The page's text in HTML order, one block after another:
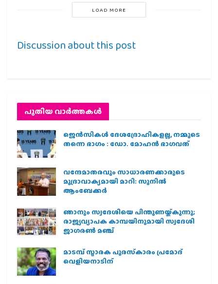
LOAD MORE
Discussion about this post
പുതിയ വാര്‍ത്തകള്‍
ജെന്‍സികള്‍ ദേശദ്രോഹികളല്ല, നമ്മുടെ
തന്നെ ഭാഗം : ഡോ. മോഹന്‍ ഭാഗവത്
വന്ദേമാതരവും സാധാരണക്കാരുടെ
മുദ്രാവാക്യമായി മാറി: സുനിൽ
ആംബേക്കർ
ഞാനും സ്വദേശിയെ പിന്തുണയ്ക്കുന്നു;
രാജ്യവ്യാപക കാമ്പയിനുമായി സ്വദേശി
ജാഗരണ്‍ മഞ്ച്
മാടമ്പ് സ്മാരക പുരസ്‌കാരം പ്രമോദ്
വെളിയനാടിന്